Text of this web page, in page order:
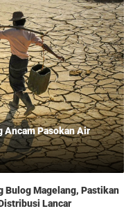
Ancam Pasokan Air
Bulog Magelang, Pastikan
Lancar